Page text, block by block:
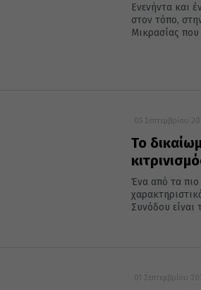
Ενενήντα και
στον τόπο,
Μικρασίας που
05 Σεπτεμβρίου
Το
Ένα από τα πιο
Συνόδου είναι
01 Σεπτεμβρίου